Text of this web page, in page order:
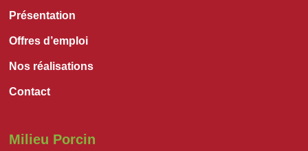
Présentation
Offres d’emploi
Nos réalisations
Contact
Milieu Porcin